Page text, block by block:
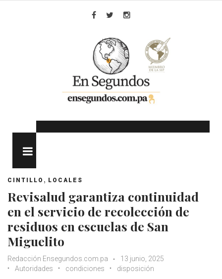
CINTILLO , LOCALES
Revisalud garantiza continuidad
en el servicio de recolección de
residuos en escuelas de San
Miguelito
Redacción Ensegundos.com.pa
13 junio, 2025
Autoridades
condiciones disposición